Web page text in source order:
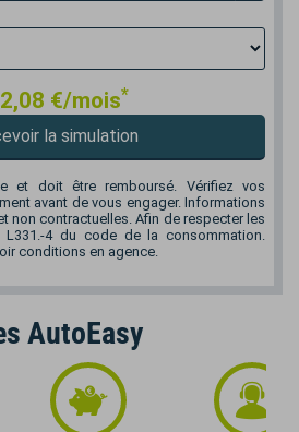
€/mois*
la simulation
et doit être remboursé. Vérifiez vos
avant de vous engager. Informations
non contractuelles. Afin de respecter les
4 du code de la consommation.
conditions en agence.
AutoEasy